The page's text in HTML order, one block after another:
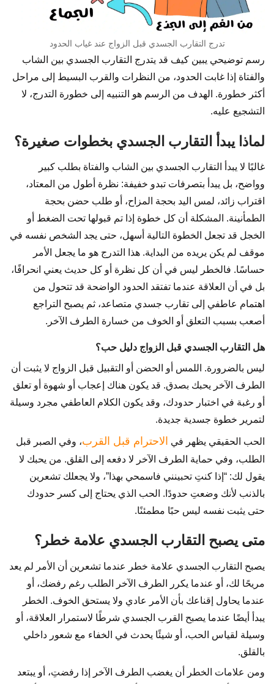
تدرج التقارب الجسدي قبل الزواج عند غياب الحدود
رسم توضيحي يبين كيف قد يتدرج التقارب الجسدي بين الشاب
والفتاة إذا غابت الحدود، من النظرات والقرب البسيط إلى مراحل
أكثر خطورة. الهدف من الرسم هو التنبيه إلى خطورة التدرج، لا
التشجيع عليه.
لماذا يبدأ التقارب الجسدي بخطوات صغيرة؟
غالبًا لا يبدأ التقارب الجسدي بين الشاب والفتاة بطلب كبير
وواضح، بل يبدأ بتصرفات تبدو خفيفة: نظرة أطول من المعتاد،
اقتراب زائد، لمس اليد بحجة المزاح، أو طلب حضن بحجة
الطمأنينة. المشكلة أن كل خطوة إذا تم قبولها تحت الضغط أو
الخجل قد تجعل الخطوة التالية أسهل، حتى يجد الشخص نفسه في
موقف لم يكن يريده من البداية. هذا التدرج هو ما يجعل الأمر
حساسًا. فالخطر ليس في أن كل نظرة أو كل حديث يعني انحرافًا،
بل في أن العلاقة عندما تفتقد الحدود الواضحة قد تتحول من
اهتمام عاطفي إلى تقارب جسدي متصاعد، ثم يصبح التراجع
أصعب بسبب التعلق أو الخوف من خسارة الطرف الآخر.
هل التقارب الجسدي قبل الزواج دليل حب؟
ليس بالضرورة. اللمس أو الحضن أو التقبيل قبل الزواج لا يثبت أن
الطرف الآخر يحبك بصدق. قد يكون هناك إعجاب أو شهوة أو تعلق
أو رغبة في اختبار حدودك، وقد يكون الكلام العاطفي مجرد وسيلة
لتمرير خطوة جسدية جديدة.
الحب الحقيقي يظهر في الاحترام قبل القرب، وفي الصبر قبل
الطلب، وفي حماية الطرف الآخر لا دفعه إلى القلق. من يحبك لا
يقول لك: “إذا كنتِ تحبينني فاسمحي بهذا”، ولا يجعلك تشعرين
بالذنب لأنك وضعتِ حدودًا. الحب الذي يحتاج إلى كسر حدودك
حتى يثبت نفسه ليس حبًا مطمئنًا.
متى يصبح التقارب الجسدي علامة خطر؟
يصبح التقارب الجسدي علامة خطر عندما تشعرين أن الأمر لم يعد
مريحًا لك، أو عندما يكرر الطرف الآخر الطلب رغم رفضك، أو
عندما يحاول إقناعك بأن الأمر عادي ولا يستحق الخوف. الخطر
يبدأ أيضًا عندما يصبح القرب الجسدي شرطًا لاستمرار العلاقة، أو
وسيلة لقياس الحب، أو شيئًا يحدث في الخفاء مع شعور داخلي
بالقلق.
ومن علامات الخطر أن يغضب الطرف الآخر إذا رفضتِ، أو يبتعد